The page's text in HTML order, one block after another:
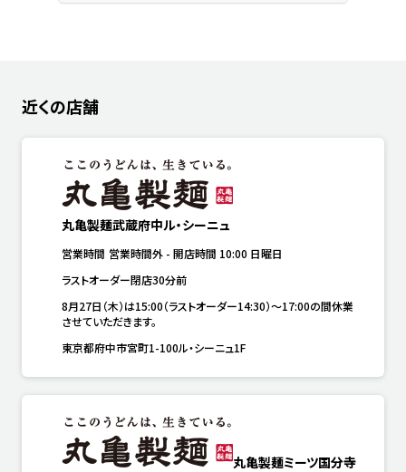
近くの店舗
丸亀製麺武蔵府中ル・シーニュ
営業時間 営業時間外 - 開店時間 10:00 日曜日
ラストオーダー閉店30分前
8月27日（木）は15:00（ラストオーダー14:30）～17:00の間休業
させていただきます。
東京都府中市宮町1-100ル・シーニュ1F
丸亀製麺ミーツ国分寺